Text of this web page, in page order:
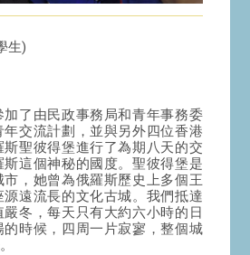
生)
了由民政事務局和青年事務委
年交流計劃，並與另外四位香港
聖彼得堡進行了為期八天的交
這個神秘的國度。聖彼得堡是
，她曾為俄羅斯歷史上多個王
遠流長的文化古城。我們抵達
冬，每天只有大約六小時的日
時候，四周一片寂寥，整個城